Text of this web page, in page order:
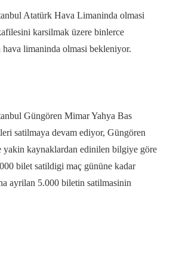
Atatürk Hava Limaninda olmasi
karsilmak üzere binlerce
limaninda olmasi bekleniyor.
Güngören Mimar Yahya Bas
satilmaya devam ediyor, Güngören
kaynaklardan edinilen bilgiye göre
bilet satildigi maç gününe kadar
ayrilan 5.000 biletin satilmasinin